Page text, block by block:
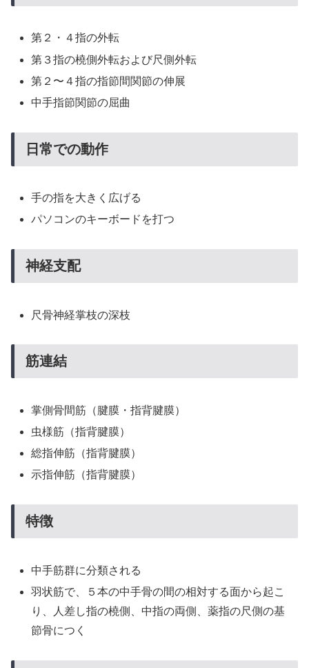
第２・４指の外転
第３指の橈側外転および尺側外転
第２〜４指の指節間関節の伸展
中手指節関節の屈曲
日常での動作
手の指を大きく広げる
パソコンのキーボードを打つ
神経支配
尺骨神経掌枝の深枝
筋連結
掌側骨間筋（腱膜・指背腱膜）
虫様筋（指背腱膜）
総指伸筋（指背腱膜）
示指伸筋（指背腱膜）
特徴
中手筋群に分類される
羽状筋で、５本の中手骨の間の相対する面から起こ
り、人差し指の橈側、中指の両側、薬指の尺側の基
節骨につく